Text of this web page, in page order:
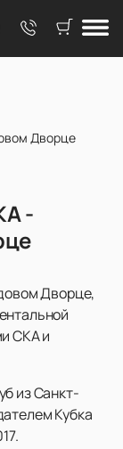
Дворце
-
Дворце,
СКА и
из Санкт-
Кубка